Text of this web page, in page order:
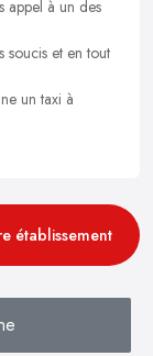
appel à un des
soucis et en tout
un taxi à
établissement